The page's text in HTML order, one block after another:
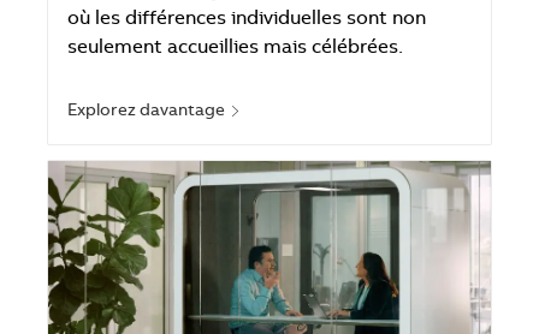
où les différences individuelles sont non
seulement accueillies mais célébrées.
Explorez davantage